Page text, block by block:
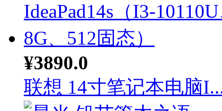
¥3890.0
联想 14寸笔记本电脑